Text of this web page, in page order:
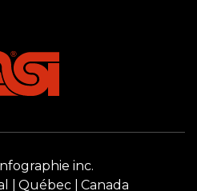
inc.
Québec Canada